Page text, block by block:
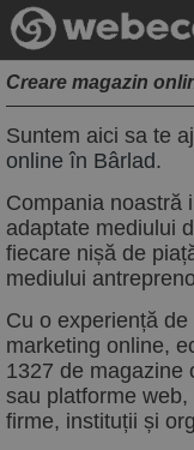
Creare magazin
Suntem aici sa te
online în Bârlad.
Compania noastră
adaptate mediului
fiecare nișă de
mediului
Cu o experiență
marketing online,
1327 de magazine
sau platforme
firme, instituții și